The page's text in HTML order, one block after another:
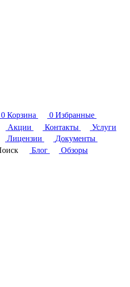
0 Корзина 0 Избранные
Акции Контакты
Услуги
Лицензии
Документы
Блог
Обзоры